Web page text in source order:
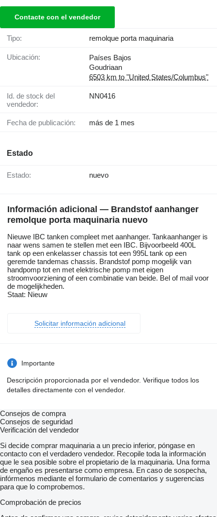
Contacte con el vendedor
Tipo: remolque porta maquinaria
Ubicación:
Países Bajos
Goudriaan
6503 km to "United States/Columbus"
Id. de stock del
vendedor:
NN0416
Fecha de publicación: más de 1 mes
Estado
Estado: nuevo
Información adicional — Brandstof aanhanger
remolque porta maquinaria nuevo
Nieuwe IBC tanken compleet met aanhanger. Tankaanhanger is
naar wens samen te stellen met een IBC. Bijvoorbeeld 400L
tank op een enkelasser chassis tot een 995L tank op een
geremde tandemas chassis. Brandstof pomp mogelijk van
handpomp tot en met elektrische pomp met eigen
stroomvoorziening of een combinatie van beide. Bel of mail voor
de mogelijkheden.
Staat: Nieuw
Solicitar información adicional
Importante
Descripción proporcionada por el vendedor. Verifique todos los
detalles directamente con el vendedor.
Consejos de compra
Consejos de seguridad
Verificación del vendedor
Si decide comprar maquinaria a un precio inferior, póngase en
contacto con el verdadero vendedor. Recopile toda la información
que le sea posible sobre el propietario de la maquinaria. Una forma
de engaño es presentarse como empresa. En caso de sospecha,
infórmenos mediante el formulario de comentarios y sugerencias
para que lo comprobemos.
Comprobación de precios